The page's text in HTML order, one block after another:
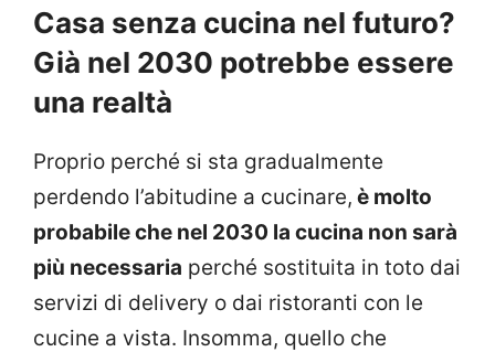
Casa senza cucina nel futuro?
Già nel 2030 potrebbe essere
una realtà
Proprio perché si sta gradualmente
perdendo l’abitudine a cucinare, è molto
probabile che nel 2030 la cucina non sarà
più necessaria perché sostituita in toto dai
servizi di delivery o dai ristoranti con le
cucine a vista. Insomma, quello che